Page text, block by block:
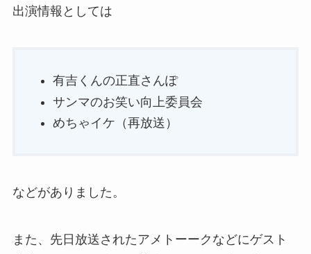
出演情報としては
有吉くんの正直さんぽ
サンマのお笑い向上委員会
めちゃイケ（再放送）
などがありました。
また、先日放送されたアメトーークなどにゲスト